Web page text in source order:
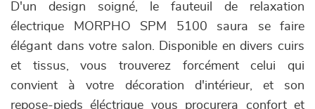
D'un design soigné, le fauteuil de relaxation
électrique MORPHO SPM 5100 saura se faire
élégant dans votre salon. Disponible en divers cuirs
et tissus, vous trouverez forcément celui qui
convient à votre décoration d'intérieur, et son
repose-pieds éléctrique vous procurera confort et